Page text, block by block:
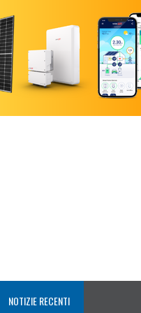
NOTIZIE RECENTI